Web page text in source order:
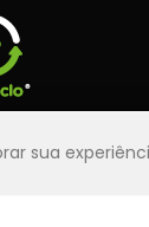
sua